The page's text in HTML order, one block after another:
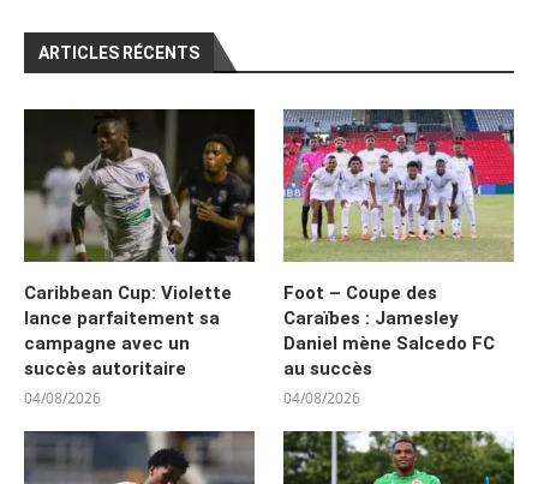
ARTICLES RÉCENTS
Caribbean Cup: Violette
lance parfaitement sa
campagne avec un
succès autoritaire
04/08/2026
Foot – Coupe des
Caraïbes : Jamesley
Daniel mène Salcedo FC
au succès
04/08/2026